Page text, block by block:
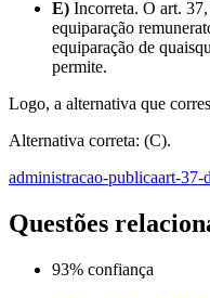
E) Incorreta. O art.
equiparação
equiparação de
permite.
Logo, a alternativa que
Alternativa correta: (C).
administracao-publicaart-37-
Questões
93% confiança